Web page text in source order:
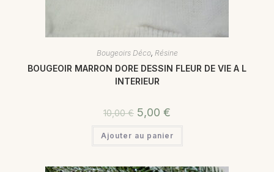
Bougeoirs Déco, Résine
BOUGEOIR MARRON DORE DESSIN FLEUR DE VIE A L
INTERIEUR
10,00€ 5,00 €
Ajouter au panier